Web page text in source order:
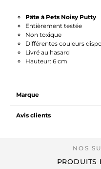
Pâte à Pets Noisy Putty
Entièrement testée
Non toxique
Différentes couleurs
Livré au hasard
Hauteur: 6 cm
Marque
Avis clients
PRODUITS